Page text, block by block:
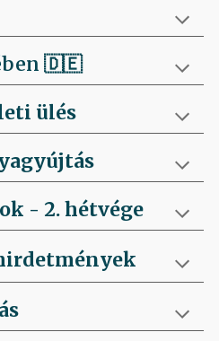
🇩🇪
ülés
- 2. hétvége